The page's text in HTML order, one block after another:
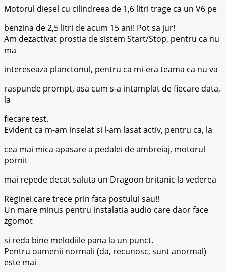
Motorul diesel cu cilindreea de 1,6 litri trage ca un V6 pe
benzina de 2,5 litri de acum 15 ani! Pot sa jur!
Am dezactivat prostia de sistem Start/Stop, pentru ca nu
ma
intereseaza planctonul, pentru ca mi-era teama ca nu va
raspunde prompt, asa cum s-a intamplat de fiecare data,
la
fiecare test.
Evident ca m-am inselat si l-am lasat activ, pentru ca, la
cea mai mica apasare a pedalei de ambreiaj, motorul
pornit
mai repede decat saluta un Dragoon britanic la vederea
Reginei care trece prin fata postului sau!!
Un mare minus pentru instalatia audio care daor face
zgomot
si reda bine melodiile pana la un punct.
Pentru oamenii normali (da, recunosc, sunt anormal)
este mai